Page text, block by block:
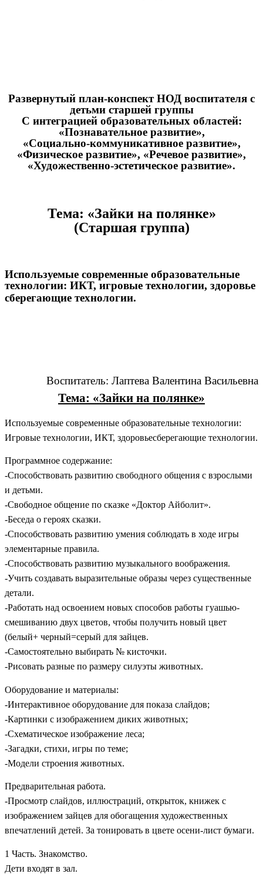
Развернутый план-конспект НОД воспитателя с
детьми старшей группы
С интеграцией образовательных областей:
«Познавательное развитие»,
«Социально-коммуникативное развитие»,
«Физическое развитие», «Речевое развитие»,
«Художественно-эстетическое развитие».
Тема: «Зайки на полянке»
(Старшая группа)
Используемые современные образовательные
технологии: ИКТ, игровые технологии, здоровье
сберегающие технологии.
Воспитатель: Лаптева Валентина Васильевна
Тема: «Зайки на полянке»
Используемые современные образовательные технологии:
Игровые технологии, ИКТ, здоровьесберегающие технологии.
Программное содержание:
-Способствовать развитию свободного общения с взрослыми
и детьми.
-Свободное общение по сказке «Доктор Айболит».
-Беседа о героях сказки.
-Способствовать развитию умения соблюдать в ходе игры
элементарные правила.
-Способствовать развитию музыкального воображения.
-Учить создавать выразительные образы через существенные
детали.
-Работать над освоением новых способов работы гуашью-
смешиванию двух цветов, чтобы получить новый цвет
(белый+ черный=серый для зайцев.
-Самостоятельно выбирать № кисточки.
-Рисовать разные по размеру силуэты животных.
Оборудование и материалы:
-Интерактивное оборудование для показа слайдов;
-Картинки с изображением диких животных;
-Схематическое изображение леса;
-Загадки, стихи, игры по теме;
-Модели строения животных.
Предварительная работа.
-Просмотр слайдов, иллюстраций, открыток, книжек с
изображением зайцев для обогащения художественных
впечатлений детей. За тонировать в цвете осени-лист бумаги.
1 Часть. Знакомство.
Дети входят в зал.